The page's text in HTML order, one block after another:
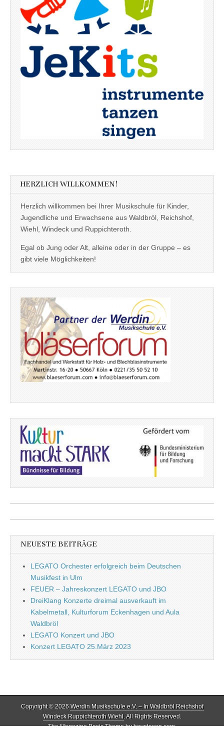
HERZLICH WILLKOMMEN!
Herzlich willkommen bei Ihrer Musikschule für Kinder,
Jugendliche und Erwachsene aus Waldbröl, Reichshof,
Wiehl, Windeck und Ruppichteroth.
Egal ob Jung oder Alt, alleine oder in der Gruppe – es
gibt viele Möglichkeiten!
NEUESTE BEITRÄGE
LEGATO Orchester erfolgreich beim Deutschen
Musikfest in Ulm
FEUER – Jahreskonzert LEGATO und JBO
DreiKlang Konzerte dreimal ausverkauft im
Kabelmetall, Kulturforum Eckenhagen und Aula
Waldbröl
LEGATO Konzert und JBO
Konzert LEGATO 25.März 2023
Copyright © 2026 Werdin Musikschule e.V. – In Waldbröl Reichshof
Windeck Ruppichteroth Wiehl. All Rights Reserved.
The Magazine Basic Theme bybavotasan.com.